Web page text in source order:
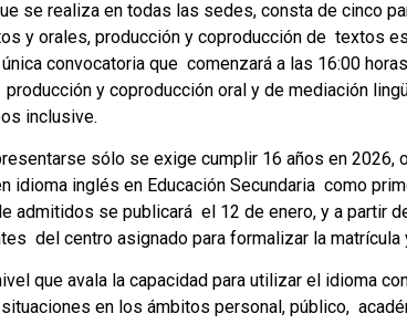
se realiza en todas las sedes, consta de cinco
y orales, producción y coproducción de textos
única convocatoria que comenzará a las 16:00
y coproducción oral y de mediación
inclusive.
sólo se exige cumplir 16 años en
idioma inglés en Educación Secundaria como
admitidos se publicará el 12 de enero, y a partir
del centro asignado para formalizar la matrícula
que avala la capacidad para utilizar el idioma
en los ámbitos personal, público,